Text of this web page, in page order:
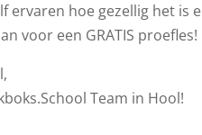
ervaren hoe gezellig het is
voor een GRATIS proefles!
Team in Hool!